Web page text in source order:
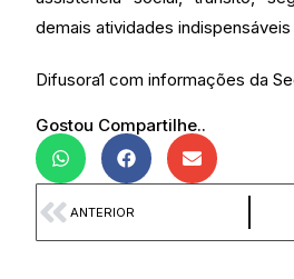
demais atividades
Difusora1 com informações da
Gostou Compartilhe..
ANTERIOR